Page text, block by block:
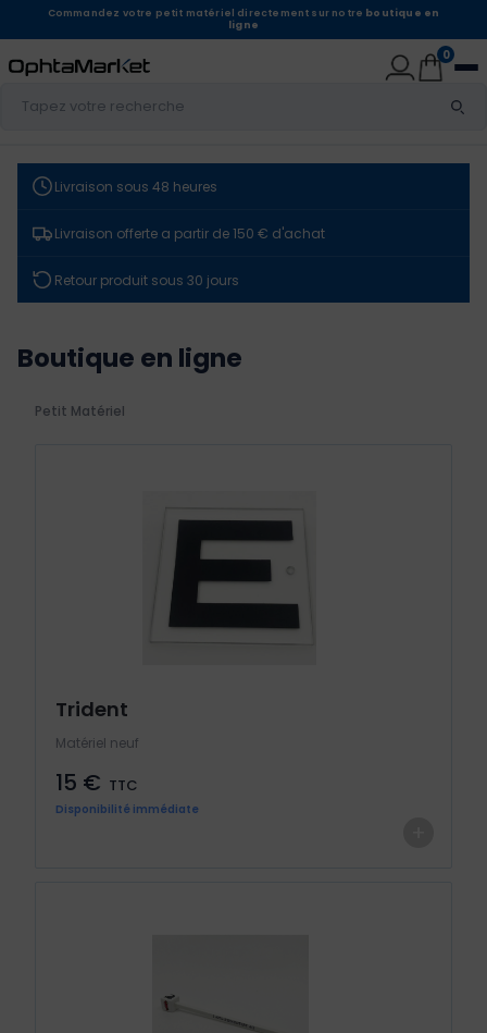
Commandez votre petit matériel directement sur notre boutique en
ligne
0
Livraison sous 48 heures
Livraison offerte a partir de 150 € d'achat
Retour produit sous 30 jours
Boutique en ligne
Petit Matériel
Trident
Matériel neuf
15 € TTC
Disponibilité immédiate